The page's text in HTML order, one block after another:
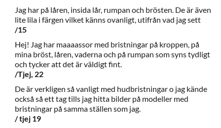
Jag har på låren, insida lår, rumpan och brösten. De är även
lite lila i färgen vilket känns ovanligt, utifrån vad jag sett
/15
Hej! Jag har maaaassor med bristningar på kroppen, på
mina bröst, låren, vaderna och på rumpan som syns tydligt
och tycker att det är väldigt fint.
/Tjej, 22
De är verkligen så vanligt med hudbristningar o jag kände
också så ett tag tills jag hitta bilder på modeller med
bristningar på samma ställen som jag.
/ tjej 19